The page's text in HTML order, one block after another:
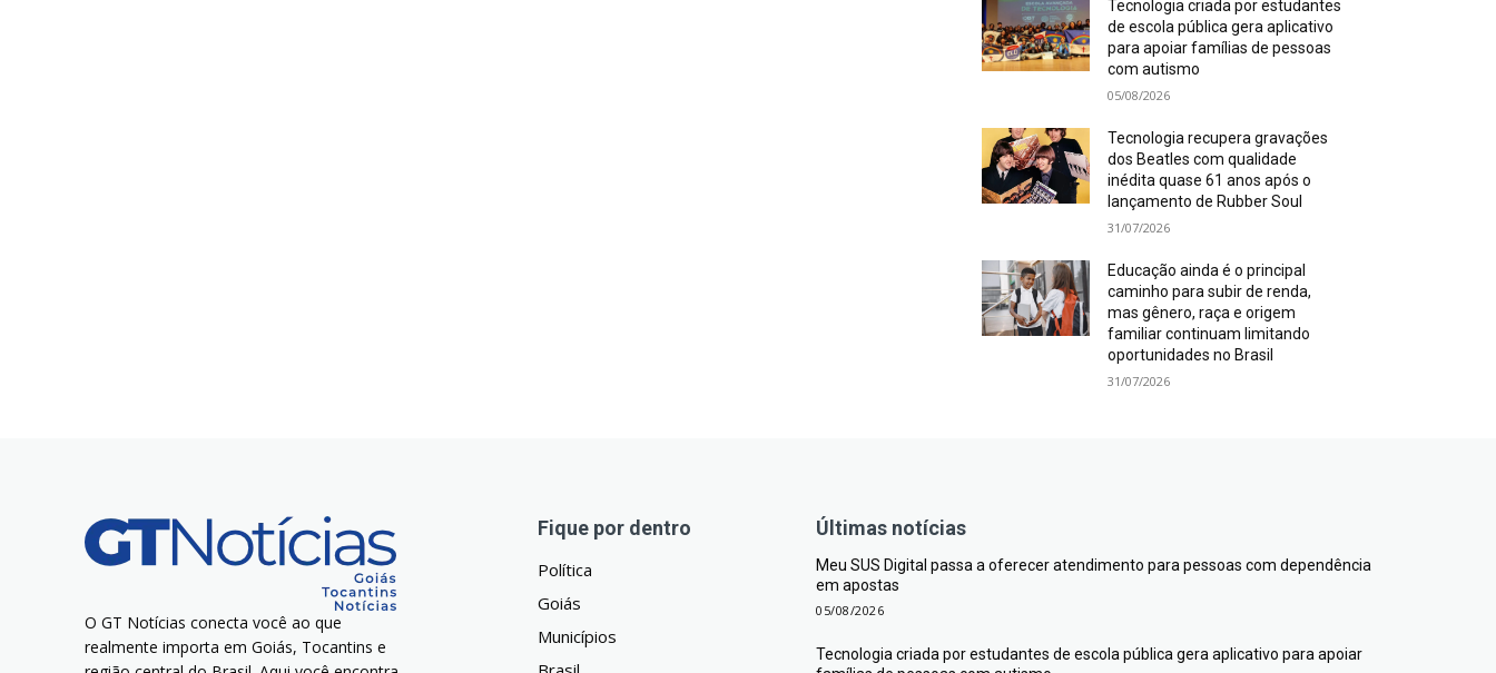
Tecnologia criada por estudantes
de escola pública gera aplicativo
para apoiar famílias de pessoas
com autismo
05/08/2026
Tecnologia recupera gravações
dos Beatles com qualidade
inédita quase 61 anos após o
lançamento de Rubber Soul
31/07/2026
Educação ainda é o principal
caminho para subir de renda,
mas gênero, raça e origem
familiar continuam limitando
oportunidades no Brasil
31/07/2026
O GT Notícias conecta você ao que
realmente importa em Goiás, Tocantins e
Fique por dentro
Política
Goiás
Municípios
Últimas notícias
Meu SUS Digital passa a oferecer atendimento para pessoas com dependência
em apostas
05/08/2026
Tecnologia criada por estudantes de escola pública gera aplicativo para apoiar